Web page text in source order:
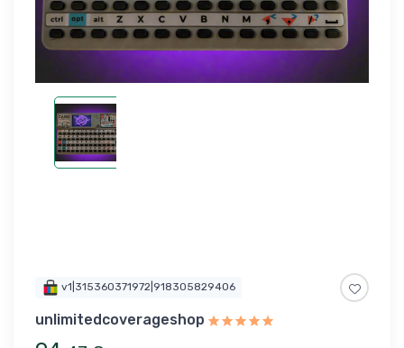
v1|315360371972|918305829406
unlimitedcoverageshop